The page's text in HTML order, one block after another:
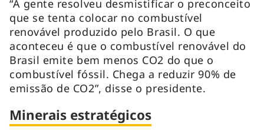
“A gente resolveu desmistificar o preconceito
que se tenta colocar no combustível
renovável produzido pelo Brasil. O que
aconteceu é que o combustível renovável do
Brasil emite bem menos CO2 do que o
combustível fóssil. Chega a reduzir 90% de
emissão de CO2”, disse o presidente.
Minerais estratégicos